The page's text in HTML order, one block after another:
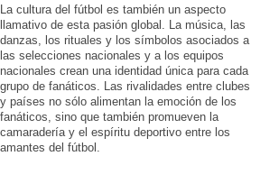
La cultura del fútbol es también un aspecto
llamativo de esta pasión global. La música, las
danzas, los rituales y los símbolos asociados a
las selecciones nacionales y a los equipos
nacionales crean una identidad única para cada
grupo de fanáticos. Las rivalidades entre clubes
y países no sólo alimentan la emoción de los
fanáticos, sino que también promueven la
camaradería y el espíritu deportivo entre los
amantes del fútbol.